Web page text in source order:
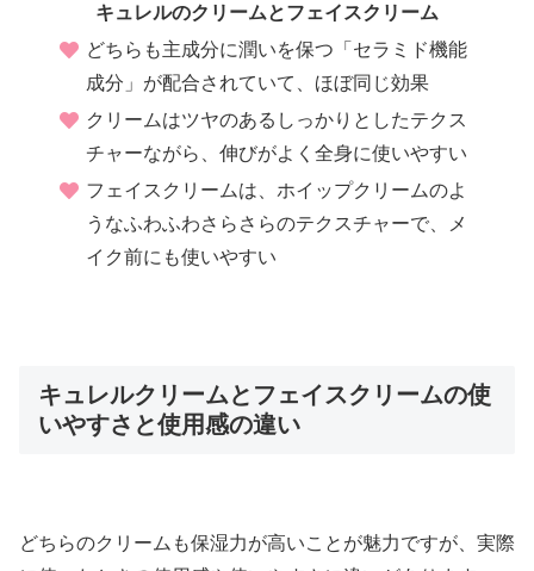
キュレルのクリームとフェイスクリーム
どちらも主成分に潤いを保つ「セラミド機能
成分」が配合されていて、ほぼ同じ効果
クリームはツヤのあるしっかりとしたテクス
チャーながら、伸びがよく全身に使いやすい
フェイスクリームは、ホイップクリームのよ
うなふわふわさらさらのテクスチャーで、メ
イク前にも使いやすい
キュレルクリームとフェイスクリームの使
いやすさと使用感の違い
どちらのクリームも保湿力が高いことが魅力ですが、実際